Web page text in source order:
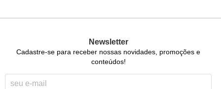
Newsletter
Cadastre-se para receber nossas novidades, promoções e
conteúdos!